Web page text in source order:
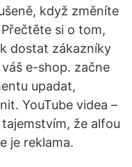
když změníte
si o tom,
dostat zákazníky
e-shop. začne
upadat,
YouTube videa –
že alfou
je reklama.